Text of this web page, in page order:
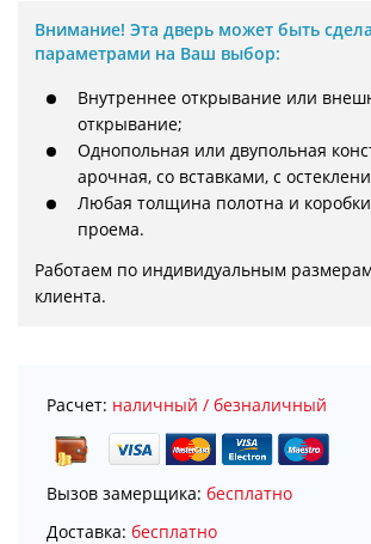
Внимание! Эта дверь может быть
параметрами на Ваш выбор:
Внутреннее открывание или
открывание;
Однопольная или двупольная
арочная, со вставками, с
Любая толщина полотна и
проема.
Работаем по индивидуальным
клиента.
Расчет: наличный / безналичный
Вызов замерщика: бесплатно
Доставка: бесплатно